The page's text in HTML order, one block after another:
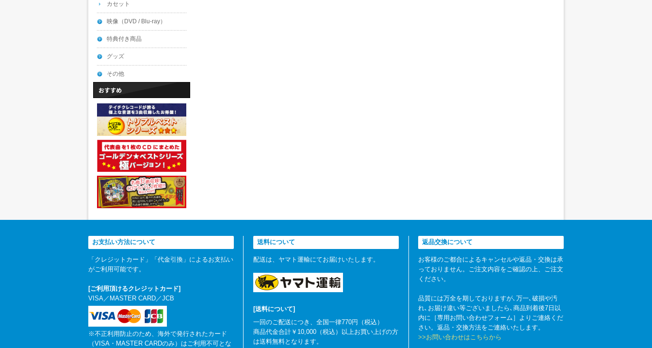
カセット
映像（DVD / Blu-ray）
特典付き商品
グッズ
その他
お支払い方法について
「クレジットカード」「代金引換」によるお支払い
がご利用可能です。
[ご利用頂けるクレジットカード]
VISA／MASTER CARD／JCB
※不正利用防止のため、海外で発行されたカード
（VISA・MASTER CARDのみ）はご利用不可とな
送料について
配送は、ヤマト運輸にてお届けいたします。
[送料について]
一回のご配送につき、全国一律770円（税込）
商品代金合計￥10,000（税込）以上お買い上げの方
は送料無料となります。
返品交換について
お客様のご都合によるキャンセルや返品・交換は承
っておりません。ご注文内容をご確認の上、ご注文
ください。
品質には万全を期しておりますが､万一､破損や汚
れ､お届け違い等ございましたら､商品到着後7日以
内に［専用お問い合わせフォーム］よりご連絡くだ
さい。返品・交換方法をご連絡いたします。
>>お問い合わせはこちらから